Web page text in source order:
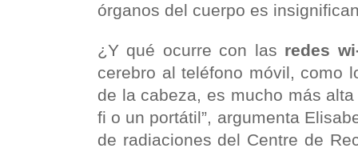
órganos del cuerpo es
¿Y qué ocurre con las redes
cerebro al teléfono móvil, como
de la cabeza, es mucho más
fi o un portátil”, argumenta
de radiaciones del Centre de